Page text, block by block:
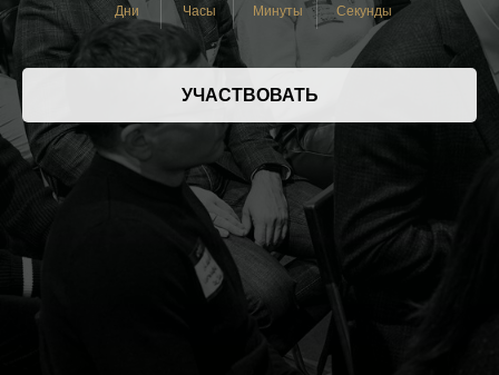
Дни Часы Минуты Секунды
УЧАСТВОВАТЬ